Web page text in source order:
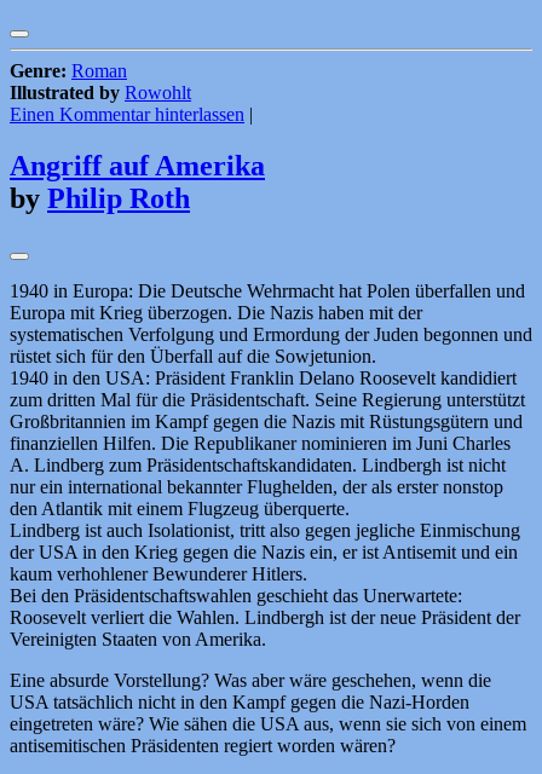
Genre: Roman
Illustrated by Rowohlt
Einen Kommentar hinterlassen |
Angriff auf Amerika
by Philip Roth
1940 in Europa: Die Deutsche Wehrmacht hat Polen überfallen und
Europa mit Krieg überzogen. Die Nazis haben mit der
systematischen Verfolgung und Ermordung der Juden begonnen und
rüstet sich für den Überfall auf die Sowjetunion.
1940 in den USA: Präsident Franklin Delano Roosevelt kandidiert
zum dritten Mal für die Präsidentschaft. Seine Regierung unterstützt
Großbritannien im Kampf gegen die Nazis mit Rüstungsgütern und
finanziellen Hilfen. Die Republikaner nominieren im Juni Charles
A. Lindberg zum Präsidentschaftskandidaten. Lindbergh ist nicht
nur ein international bekannter Flughelden, der als erster nonstop
den Atlantik mit einem Flugzeug überquerte.
Lindberg ist auch Isolationist, tritt also gegen jegliche Einmischung
der USA in den Krieg gegen die Nazis ein, er ist Antisemit und ein
kaum verhohlener Bewunderer Hitlers.
Bei den Präsidentschaftswahlen geschieht das Unerwartete:
Roosevelt verliert die Wahlen. Lindbergh ist der neue Präsident der
Vereinigten Staaten von Amerika.
Eine absurde Vorstellung? Was aber wäre geschehen, wenn die
USA tatsächlich nicht in den Kampf gegen die Nazi-Horden
eingetreten wäre? Wie sähen die USA aus, wenn sie sich von einem
antisemitischen Präsidenten regiert worden wären?